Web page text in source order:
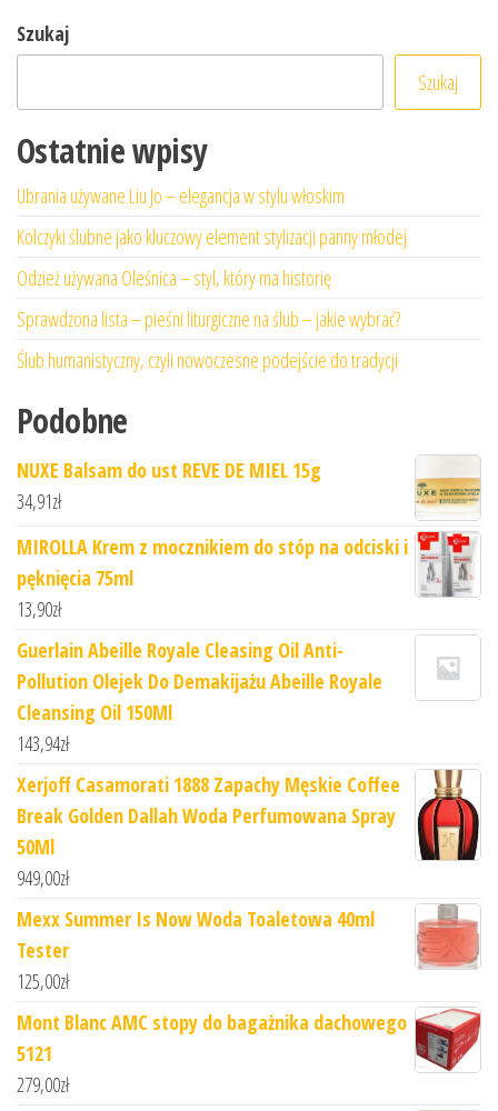
Szukaj
Szukaj
Ostatnie wpisy
Ubrania używane Liu Jo – elegancja w stylu włoskim
Kolczyki ślubne jako kluczowy element stylizacji panny młodej
Odzież używana Oleśnica – styl, który ma historię
Sprawdzona lista – pieśni liturgiczne na ślub – jakie wybrać?
Ślub humanistyczny, czyli nowoczesne podejście do tradycji
Podobne
NUXE Balsam do ust REVE DE MIEL 15g
34,91zł
MIROLLA Krem z mocznikiem do stóp na odciski i
pęknięcia 75ml
13,90zł
Guerlain Abeille Royale Cleasing Oil Anti-
Pollution Olejek Do Demakijażu Abeille Royale
Cleansing Oil 150Ml
143,94zł
Xerjoff Casamorati 1888 Zapachy Męskie Coffee
Break Golden Dallah Woda Perfumowana Spray
50Ml
949,00zł
Mexx Summer Is Now Woda Toaletowa 40ml
Tester
125,00zł
Mont Blanc AMC stopy do bagażnika dachowego
5121
279,00zł